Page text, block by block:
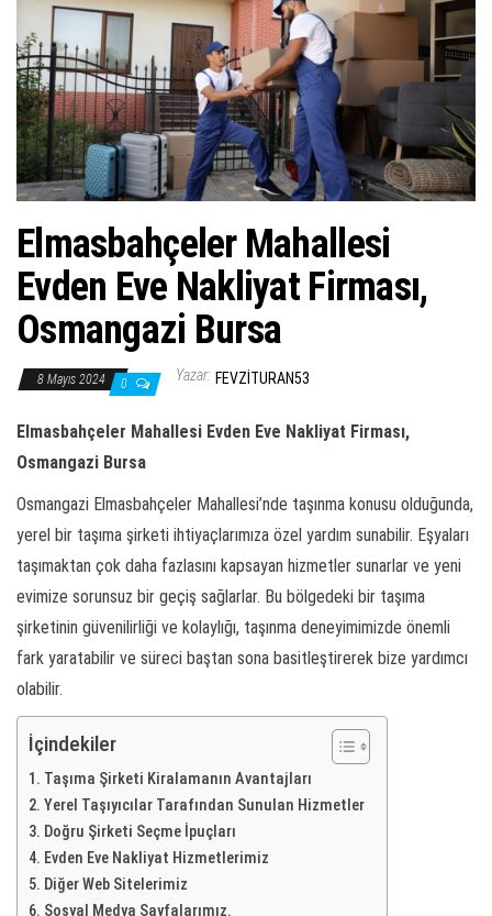
t
i
Elmasbahçeler Mahallesi
Evden Eve Nakliyat Firması,
Osmangazi Bursa
8 Mayıs 2024 0 Yazar: FEVZITURAN53
Elmasbahçeler Mahallesi Evden Eve Nakliyat Firması,
Osmangazi Bursa
Osmangazi Elmasbahçeler Mahallesi’nde taşınma konusu olduğunda,
yerel bir taşıma şirketi ihtiyaçlarımıza özel yardım sunabilir. Eşyaları
taşımaktan çok daha fazlasını kapsayan hizmetler sunarlar ve yeni
evimize sorunsuz bir geçiş sağlarlar. Bu bölgedeki bir taşıma
şirketinin güvenilirliği ve kolaylığı, taşınma deneyimimizde önemli
fark yaratabilir ve süreci baştan sona basitleştirerek bize yardımcı
olabilir.
İçindekiler
Taşıma Şirketi Kiralamanın Avantajları
Yerel Taşıyıcılar Tarafından Sunulan Hizmetler
Doğru Şirketi Seçme İpuçları
Evden Eve Nakliyat Hizmetlerimiz
Diğer Web Sitelerimiz
Sosyal Medya Sayfalarımız.